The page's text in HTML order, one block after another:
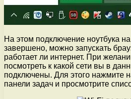
На этом подключение ноутбука
завершено, можно запускать
работает ли интернет. При
посмотреть к какой сети вы в
подключены. Для этого нажмите
панели задач и просмотрите